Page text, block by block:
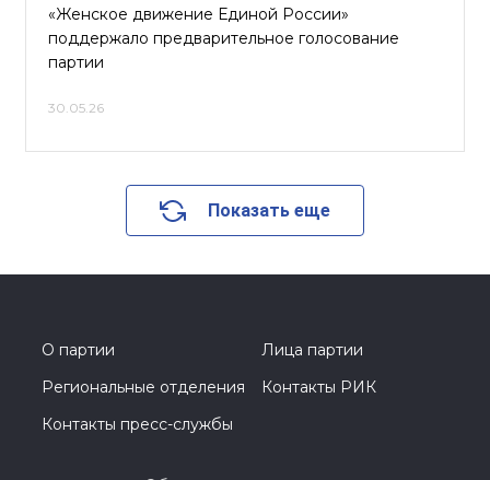
«Женское движение Единой России»
поддержало предварительное голосование
партии
30.05.26
Показать еще
О партии
Лица партии
Региональные отделения
Контакты РИК
Контакты пресс-службы